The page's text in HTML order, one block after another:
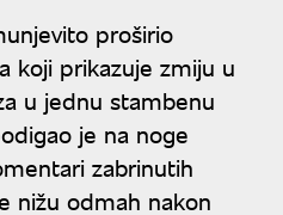
proširio
koji prikazuje zmiju u
u jednu stambenu
je na noge
zabrinutih
nižu odmah nakon